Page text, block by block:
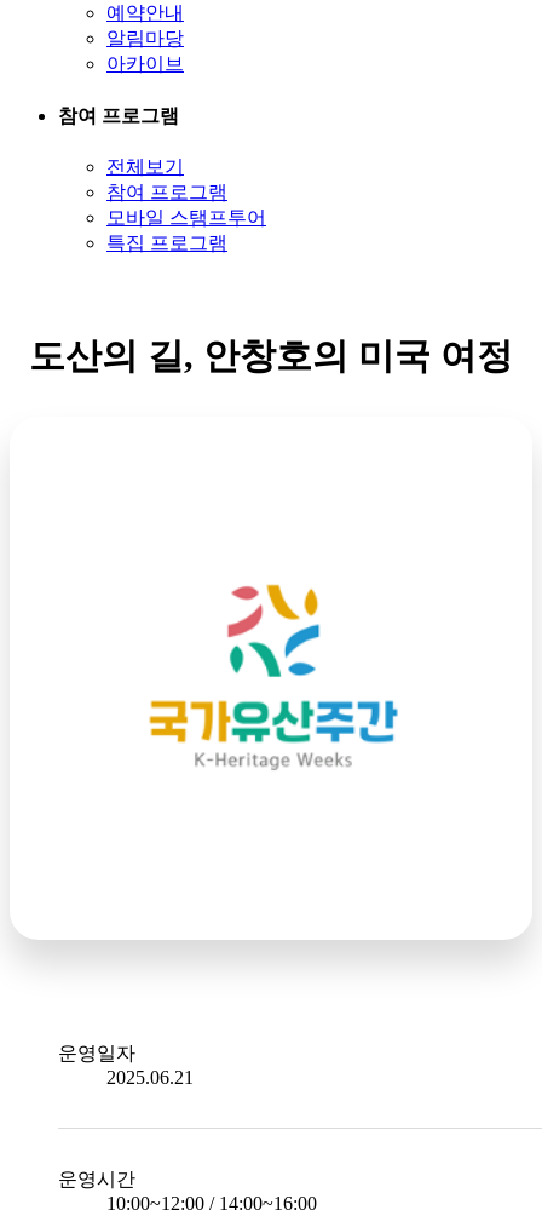
예약안내
알림마당
아카이브
참여 프로그램
전체보기
참여 프로그램
모바일 스탬프투어
특집 프로그램
도산의 길, 안창호의 미국 여정
운영일자
2025.06.21
운영시간
10:00~12:00 / 14:00~16:00